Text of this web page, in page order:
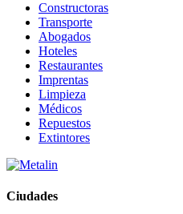
Constructoras
Transporte
Abogados
Hoteles
Restaurantes
Imprentas
Limpieza
Médicos
Repuestos
Extintores
Ciudades